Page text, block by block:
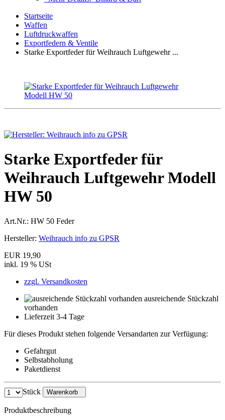
Startseite
Waffen
Luftdruckwaffen
Exportfedern & Ventile
Starke Exportfeder für Weihrauch Luftgewehr ...
Starke Exportfeder für
Weihrauch Luftgewehr Modell
HW 50
Art.Nr.: HW 50 Feder
Hersteller: Weihrauch info zu GPSR
EUR 19,90
inkl. 19 % USt
zzgl. Versandkosten
ausreichende Stückzahl
vorhanden
Lieferzeit 3-4 Tage
Für dieses Produkt stehen folgende Versandarten zur Verfügung:
Gefahrgut
Selbstabholung
Paketdienst
Stück Warenkorb
Produktbeschreibung